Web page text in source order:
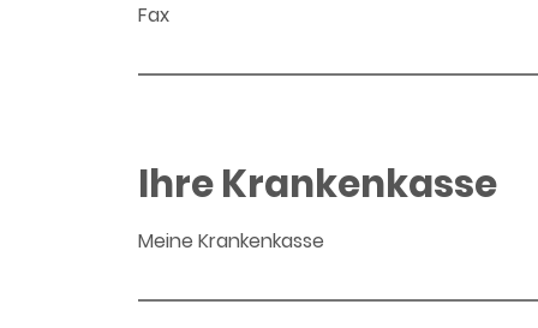
Fax
Ihre Krankenkasse
Meine Krankenkasse